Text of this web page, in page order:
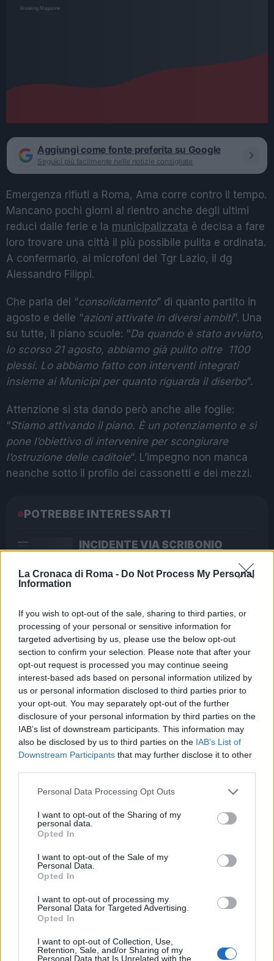
La Cronaca di Roma - Do Not Process My Personal
Information
If you wish to opt-out of the sale, sharing to third parties, or
processing of your personal or sensitive information for
targeted advertising by us, please use the below opt-out
section to confirm your selection. Please note that after your
opt-out request is processed you may continue seeing
interest-based ads based on personal information utilized by
us or personal information disclosed to third parties prior to
your opt-out. You may separately opt-out of the further
disclosure of your personal information by third parties on the
IAB’s list of downstream participants. This information may
also be disclosed by us to third parties on the IAB’s List of
Downstream Participants that may further disclose it to other
Please note that this website/app uses one or more Google
not limited to your visit or usage behaviour. You may click to
grant or deny consent to Google and its third-party tags to
use your data for below specified purposes in below Google
consent section.
Personal Data Processing Opt Outs
I want to opt-out of the Sharing of my
personal data.
Opted In
I want to opt-out of the Sale of my
Personal Data.
Opted In
I want to opt-out of processing my
Personal Data for Targeted Advertising.
Opted In
I want to opt-out of Collection, Use,
Retention, Sale, and/or Sharing of my
Personal Data that Is Unrelated with the
Aggiungi come fonte preferita su Google
Seguici più facilmente nelle notizie consigliate
Emergenza rifiuti a Roma, Ama corre contro il tempo.
Mancano pochi giorni al rientro anche degli ultimi
reduci dalle ferie e la municipalizzata è decisa a fare
loro trovare una città il più possibile pulita e ordinata.
A confermarlo, ai microfoni del Tgr Lazio, il dg
Alessandro Filippi.
Che parla del “consolidamento” di quanto partito in
agosto e delle “azioni attivate in diversi ambiti“. Una
su tutte, il piano scuole: “Da quando è stato avviato,
lo scorso 21 agosto, abbiamo già pulito oltre 1100
plessi. Lo abbiamo fatto con interventi integrati
insieme ai Municipi per quanto riguarda il diserbo“.
Attenzione si sta dando però anche alle foglie:
“Stiamo attivando il piano. È un potenziamento e si
pone l’obiettivo di intervenire per scongiurare
l’ostruzione delle caditoie“. L’impegno non manca
neanche sotto il profilo dei cassonetti e dei mezzi.
POTREBBE INTERESSARTI
INCIDENTE VIA SCRIBONIO
8 anni fa
7 anni fa
EMERGENZA RIFIUTI ROMA:
“VOGLIAMO RIPORTARE AMA
NELLE STRADE”
Sui primi, “ vogliamo renderli più fruibili. Ne stiamo
anche ottimizzando la sostituzione, sia nei tempi che
nella collocazione“. Quanto invece ai secondi,
tornando auna disponibilità quasi raddoppiata.
Attorno al 65%, in particolare per i mezzi di raccolta
e soprattutto anche le spazzatrici
Sullo spazzamento delle strade, poi, conclude: “
rivedremo ancora. Riportare sulla strada la nostra
ricomincerà a presidiare le piazze, non solo nel
Centro storico. Vederlo dà garanzie, per questo
vogliamo compiere questo percorso